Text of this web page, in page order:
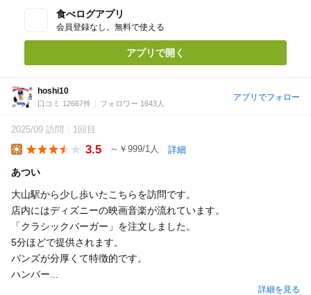
食べログアプリ
会員登録なし。無料で使える
アプリで開く
hoshi10
口コミ 12667件 フォロワー 1643人
アプリでフォロー
2025/09 訪問 1回目
3.5 ～￥999/1人 詳細
あつい
大山駅から少し歩いたこちらを訪問です。
店内にはディズニーの映画音楽が流れています。
「クラシックバーガー」を注文しました。
5分ほどで提供されます。
バンズが分厚くて特徴的です。
ハンバー...
詳細を見る